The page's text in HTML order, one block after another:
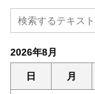
2026年8月
日 月